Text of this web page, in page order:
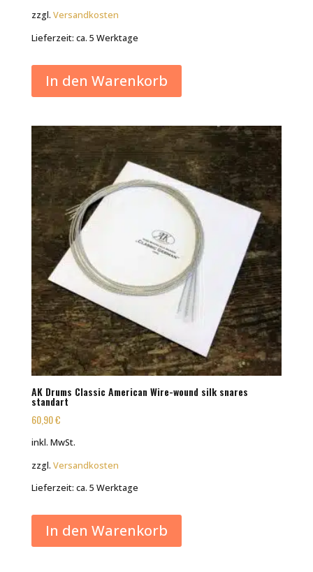
zzgl. Versandkosten
Lieferzeit: ca. 5 Werktage
In den Warenkorb
AK Drums Classic American Wire-wound silk snares
standart
60,90€
inkl. MwSt.
zzgl. Versandkosten
Lieferzeit: ca. 5 Werktage
In den Warenkorb